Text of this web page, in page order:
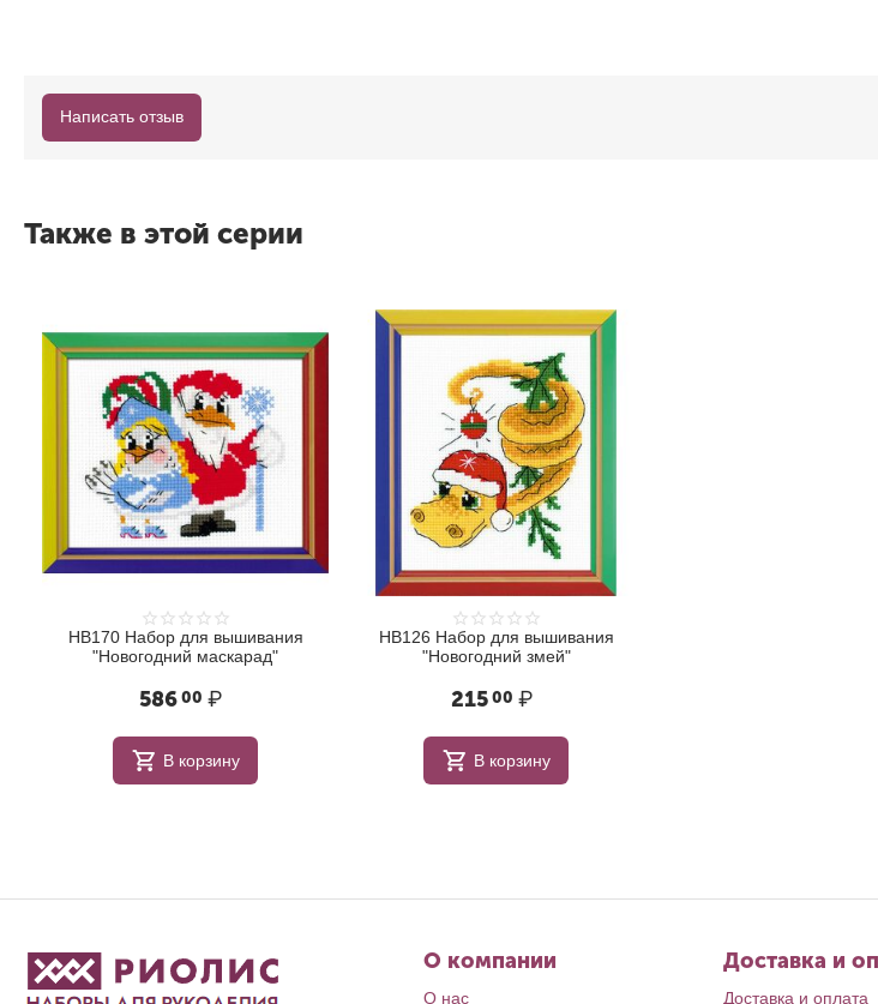
Написать отзыв
Также в этой серии
НВ170 Набор для вышивания
"Новогодний маскарад"
58600 ₽
В корзину
НВ126 Набор для вышивания
"Новогодний змей"
215 00 ₽
В корзину
О компании
О нас
Доставка и
Доставка и оплата